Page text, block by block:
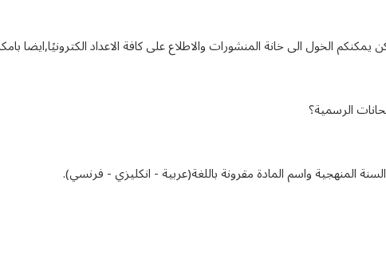
يمكنكم الخول الى خانة المنشورات والاطلاع على كافة الاعداد الكترونيًا,ايضا
الرسمية؟
المنهجية واسم المادة مقرونة باللغة(عربية - انكليزي - فرنسي).